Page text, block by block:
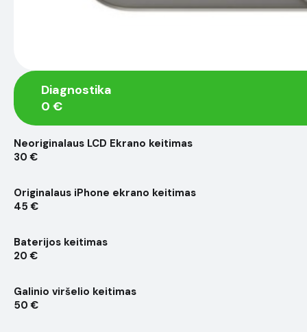
Diagnostika
0 €
Neoriginalaus LCD Ekrano keitimas
30 €
Originalaus iPhone ekrano keitimas
45 €
Baterijos keitimas
20 €
Galinio viršelio keitimas
50 €